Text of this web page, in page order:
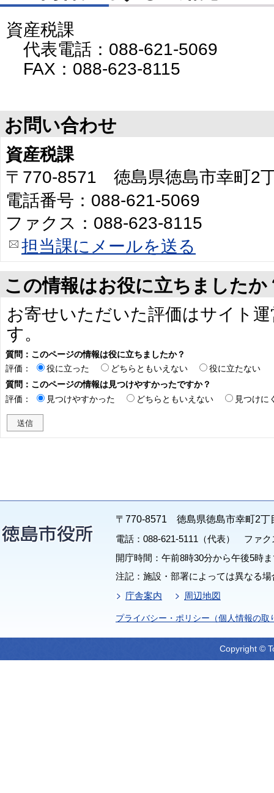
資産税課
代表電話：088-621-5069
FAX：088-623-8115
お問い合わせ
資産税課
〒770-8571 徳島県徳島市幸町2
電話番号：088-621-5069
ファクス：088-623-8115
担当課にメールを送る
この情報はお役に立ちましたか
お寄せいただいた評価はサイト
す。
質問：このページの情報は役に立ちましたか？
評価：
役に立った どちらともいえない
役に立たない
質問：このページの情報は見つけやすかったですか？
評価：
見つけやすかった どちらともいえない 見つけに
〒770-8571 徳島県徳島市幸町2丁
電話：088-621-5111（代表） ファク
開庁時間：午前8時30分から午後5時
注記：施設・部署によっては異なる
庁舎案内
周辺地図
プライバシー・ポリシー（個人情報の取
Copyright ©